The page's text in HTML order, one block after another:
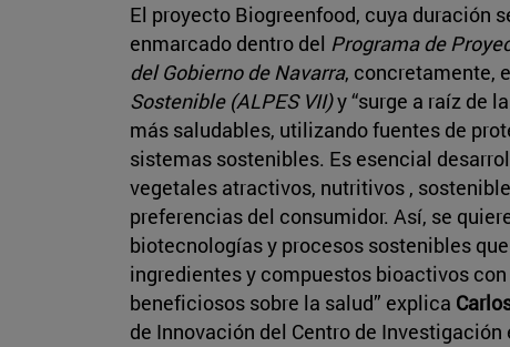
El proyecto Biogreenfood, cuya duración
enmarcado dentro del Programa de
del Gobierno de Navarra, concretamente,
Sostenible (ALPES VII)y “surge a raíz de
más saludables, utilizando fuentes de
sistemas sostenibles. Es esencial
vegetales atractivos, nutritivos ,
preferencias del consumidor. Así, se
biotecnologías y procesos sostenibles
ingredientes y compuestos bioactivos
beneficiosos sobre la salud” explica
de Innovación del Centro de Investigación